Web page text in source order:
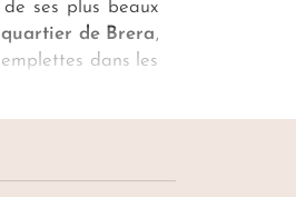
ses plus beaux
quartier de Brera,
dans les